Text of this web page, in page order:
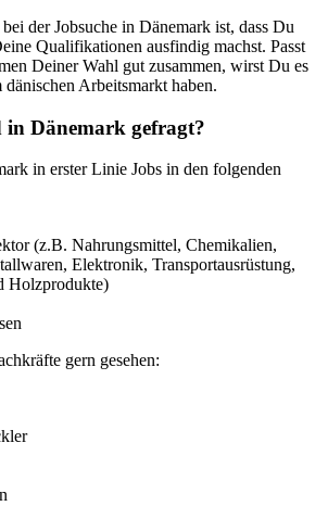
der Jobsuche in Dänemark ist, dass Du
Qualifikationen ausfindig machst. Passt
Deiner Wahl gut zusammen, wirst Du es
Arbeitsmarkt haben.
in Dänemark gefragt?
in erster Linie Jobs in den folgenden
(z.B. Nahrungsmittel, Chemikalien,
Elektronik, Transportausrüstung,
Holzprodukte)
gern gesehen: